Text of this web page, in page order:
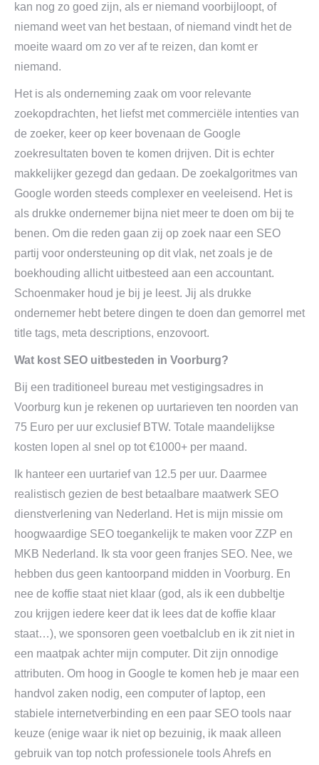
kan nog zo goed zijn, als er niemand voorbijloopt, of
niemand weet van het bestaan, of niemand vindt het de
moeite waard om zo ver af te reizen, dan komt er
niemand.
Het is als onderneming zaak om voor relevante
zoekopdrachten, het liefst met commerciële intenties van
de zoeker, keer op keer bovenaan de Google
zoekresultaten boven te komen drijven. Dit is echter
makkelijker gezegd dan gedaan. De zoekalgoritmes van
Google worden steeds complexer en veeleisend. Het is
als drukke ondernemer bijna niet meer te doen om bij te
benen. Om die reden gaan zij op zoek naar een SEO
partij voor ondersteuning op dit vlak, net zoals je de
boekhouding allicht uitbesteed aan een accountant.
Schoenmaker houd je bij je leest. Jij als drukke
ondernemer hebt betere dingen te doen dan gemorrel met
title tags, meta descriptions, enzovoort.
Wat kost SEO uitbesteden in Voorburg?
Bij een traditioneel bureau met vestigingsadres in
Voorburg kun je rekenen op uurtarieven ten noorden van
75 Euro per uur exclusief BTW. Totale maandelijkse
kosten lopen al snel op tot €1000+ per maand.
Ik hanteer een uurtarief van 12.5 per uur. Daarmee
realistisch gezien de best betaalbare maatwerk SEO
dienstverlening van Nederland. Het is mijn missie om
hoogwaardige SEO toegankelijk te maken voor ZZP en
MKB Nederland. Ik sta voor geen franjes SEO. Nee, we
hebben dus geen kantoorpand midden in Voorburg. En
nee de koffie staat niet klaar (god, als ik een dubbeltje
zou krijgen iedere keer dat ik lees dat de koffie klaar
staat…), we sponsoren geen voetbalclub en ik zit niet in
een maatpak achter mijn computer. Dit zijn onnodige
attributen. Om hoog in Google te komen heb je maar een
handvol zaken nodig, een computer of laptop, een
stabiele internetverbinding en een paar SEO tools naar
keuze (enige waar ik niet op bezuinig, ik maak alleen
gebruik van top notch professionele tools Ahrefs en